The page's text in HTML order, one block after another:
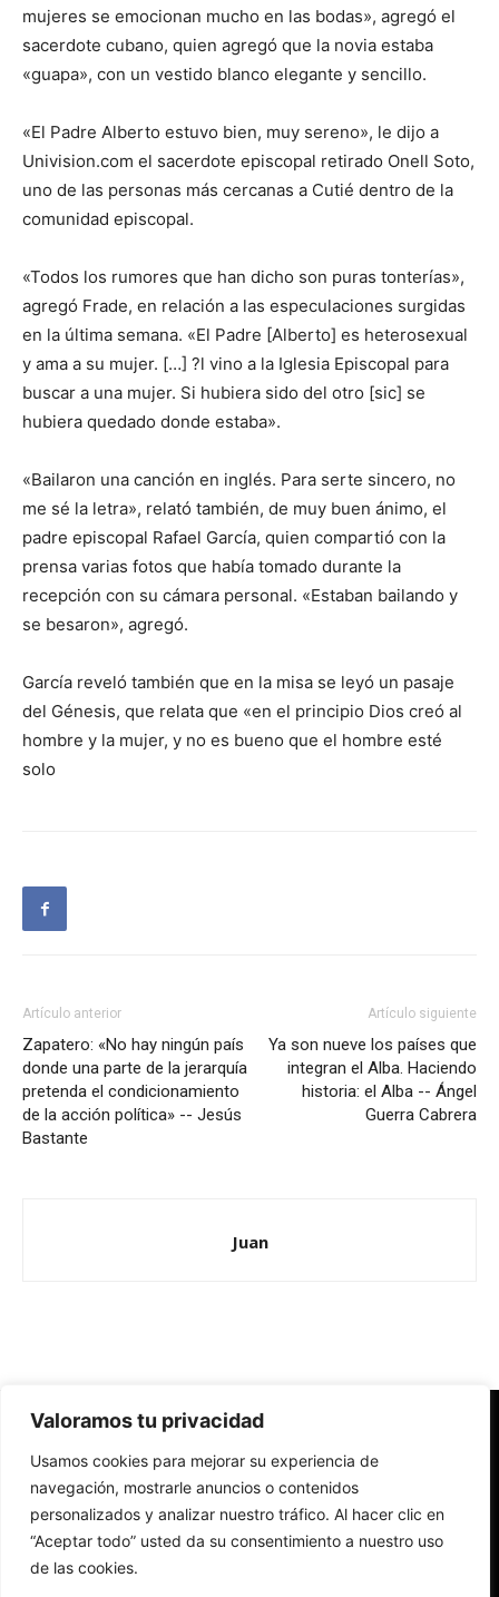
Valoramos tu privacidad
Usamos cookies para mejorar su experiencia de
navegación, mostrarle anuncios o contenidos
personalizados y analizar nuestro tráfico. Al hacer clic en
“Aceptar todo” usted da su consentimiento a nuestro uso
de las cookies.
mujeres se emocionan mucho en las bodas», agregó el
sacerdote cubano, quien agregó que la novia estaba
«guapa», con un vestido blanco elegante y sencillo.
«El Padre Alberto estuvo bien, muy sereno», le dijo a
Univision.com el sacerdote episcopal retirado Onell Soto,
uno de las personas más cercanas a Cutié dentro de la
comunidad episcopal.
«Todos los rumores que han dicho son puras tonterías»,
agregó Frade, en relación a las especulaciones surgidas
en la última semana. «El Padre [Alberto] es heterosexual
y ama a su mujer. […] ?l vino a la Iglesia Episcopal para
buscar a una mujer. Si hubiera sido del otro [sic] se
hubiera quedado donde estaba».
«Bailaron una canción en inglés. Para serte sincero, no
me sé la letra», relató también, de muy buen ánimo, el
padre episcopal Rafael García, quien compartió con la
prensa varias fotos que había tomado durante la
recepción con su cámara personal. «Estaban bailando y
se besaron», agregó.
García reveló también que en la misa se leyó un pasaje
del Génesis, que relata que «en el principio Dios creó al
hombre y la mujer, y no es bueno que el hombre esté
solo
Artículo anterior
Zapatero: «No hay ningún país
donde una parte de la jerarquía
pretenda el condicionamiento
de la acción política» -- Jesús
Bastante
Artículo siguiente
Ya son nueve los países que
integran el Alba. Haciendo
historia: el Alba -- Ángel
Guerra Cabrera
Juan
Redes Cristianas
Una mirada alternativa sobre la Iglesia católica y la sociedad
- Colectivos de Redes Cristianas